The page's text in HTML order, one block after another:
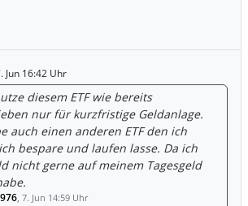
Jun 16:42 Uhr
diesem ETF wie bereits
nur für kurzfristige Geldanlage.
auch einen anderen ETF den ich
bespare und laufen lasse. Da ich
nicht gerne auf meinem Tagesgeld
, 7. Jun 14:59 Uhr